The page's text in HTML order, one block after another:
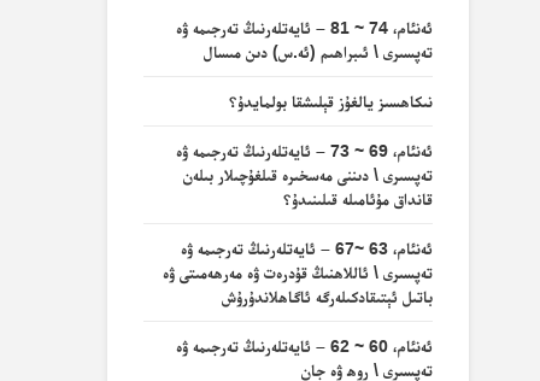
ئەنئام، 74 ~ 81 – ئايەتلەرنىڭ تەرجىمە ۋە
تەپسىرى \ ئىبراھىم (ئە.س) دىن مىسال
نىكاھسىز يالغۇز قېلىشقا بولمايدۇ؟
ئەنئام، 69 ~ 73 – ئايەتلەرنىڭ تەرجىمە ۋە
تەپسىرى \ دىننى مەسخىرە قىلغۇچىلار بىلەن
قانداق مۇئامىلە قىلىنىدۇ؟
ئەنئام، 63 ~67 – ئايەتلەرنىڭ تەرجىمە ۋە
تەپسىرى \ ئاللاھنىڭ قۇدرەت ۋە مەرھەمىتى ۋە
باتىل ئېتىقادكىلەرگە ئاگاھلاندۇرۇش
ئەنئام، 60 ~ 62 – ئايەتلەرنىڭ تەرجىمە ۋە
تەپسىرى \ روھ ۋە جان